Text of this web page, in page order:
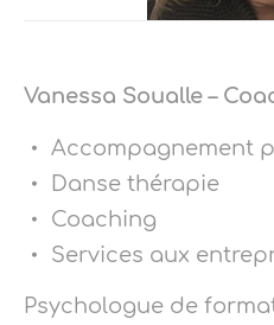
Vanessa Soualle –
Accompagnement
Danse thérapie
Coaching
Services aux
Psychologue de